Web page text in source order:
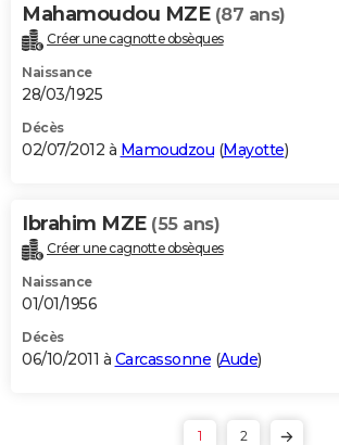
Mahamoudou MZE (87 ans)
Créer une cagnotte obsèques
Naissance
28/03/1925
Décès
02/07/2012 à Mamoudzou (Mayotte)
Ibrahim MZE (55 ans)
Créer une cagnotte obsèques
Naissance
01/01/1956
Décès
06/10/2011 à Carcassonne (Aude)
1 2